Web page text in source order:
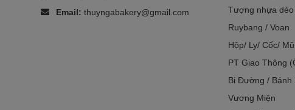
Email: thuyngabakery@gmail.com
Tượng nhựa dẻo
Ruybang / Voan
Hộp/ Ly/ Cốc/
PT Giao Thông
Bi Đường / Bánh
Vương Miện